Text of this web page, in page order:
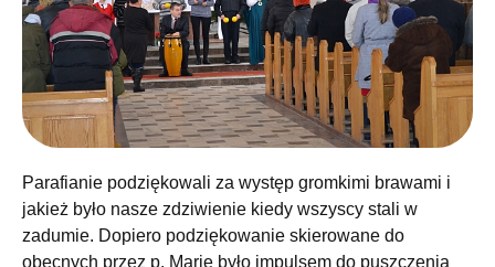
Parafianie podziękowali za występ gromkimi brawami i
jakież było nasze zdziwienie kiedy wszyscy stali w
zadumie. Dopiero podziękowanie skierowane do
obecnych przez p. Marię było impulsem do puszczenia